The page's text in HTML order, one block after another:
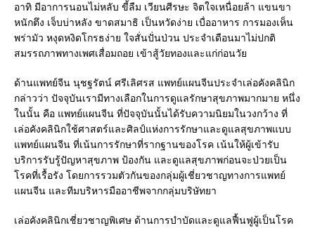
อาทิ มีอาการนอนไม่หลับ ขี้ลืม เวียนศีรษะ จิตใจเหนื่อยล้า แขนขา
หนักตึง เจ็บบ่าหลัง ขาดสมาธิ เป็นหวัดง่าย เบื่ออาหาร การมองเห็น
พร่ามัว หงุดหงิดโกรธง่าย ใจสั่นปั่นป่วน ประจำเดือนมาไม่ปกติ
สมรรถภาพทางเพศเสื่อมถอย เข้าสู้วัยทองและแก่ก่อนวัย
ด้านแพทย์จีน นุชฐรัตน์ ศรีเลิศรส แพทย์แผนจีนประจำเล่อคังคลินิก
กล่าวว่า ปัจจุบันเรามีทางเลือกในการดูแลรักษาสุขภาพมากมาย หนึ่ง
ในนั้น คือ แพทย์แผนจีน ที่ปัจจุบันนั้นได้รับความนิยมในวงกว้าง ที่
เล่อคังคลินิกใช้ศาสตร์และศิลป์แห่งการรักษาและดูแลสุขภาพแบบ
แพทย์แผนจีน ที่เน้นการรักษาที่รากฐานของโรค เน้นให้ผู้เข้ารับ
บริการรับรู้ปัญหาสุขภาพ ป้องกัน และดูแลสุขภาพก่อนจะป่วยเป็น
โรคที่เรื้อรัง โดยการรวมตัวกันของกลุ่มผู้เชี่ยวชาญทางการแพทย์
แผนจีน และทีมบริหารมืออาชีพจากกลุ่มบริษัทยา
เล่อคังคลินิกเชี่ยวชาญพิเศษ ด้านการบำบัดและดูแลฟื้นฟูผู้เป็นโรค